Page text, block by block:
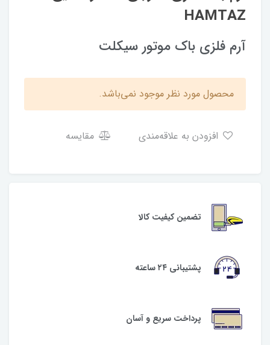
HAMTAZ
آرم فلزی باک موتور سیکلت
محصول مورد نظر موجود نمی‌باشد.
مقایسه
تضمین کیفیت کالا
پشتیبانی ۲۴ ساعته
پرداخت سریع و آسان